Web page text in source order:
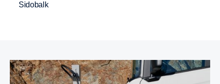
Sidobalk